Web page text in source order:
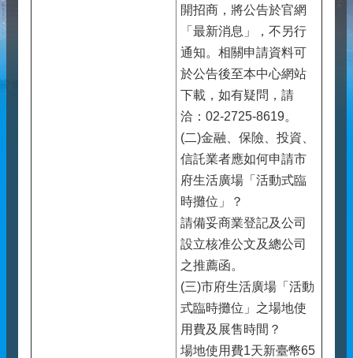
開招商，將公告於官網
「最新消息」，不另行
通知。相關申請資料可
於公告後至本中心網站
下載，如有疑問，請
洽：02-2725-8619。
(二)金融、保險、投資、
信託業者應如何申請市
府生活廣場「活動式臨
時攤位」？
請備妥商業登記及公司
設立核准公文及總公司
之推薦函。
(三)市府生活廣場「活動
式臨時攤位」之場地使
用費及展售時間？
場地使用費1天新臺幣65